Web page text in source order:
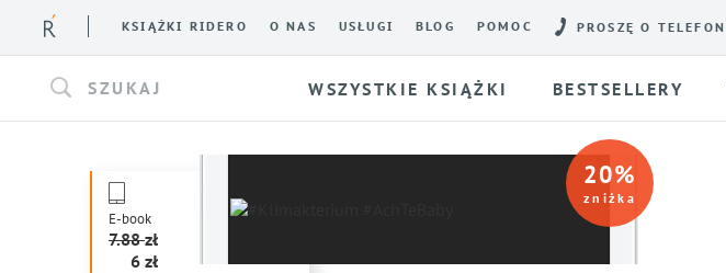
KSIĄŻKI RIDERO O NAS USŁUGI BLOG POMOC PROSZĘ O TELEFON
SZUKAJ WSZYSTKIE KSIĄŻKI BESTSELLERY
E-book
7.88
6
20%
zniżka